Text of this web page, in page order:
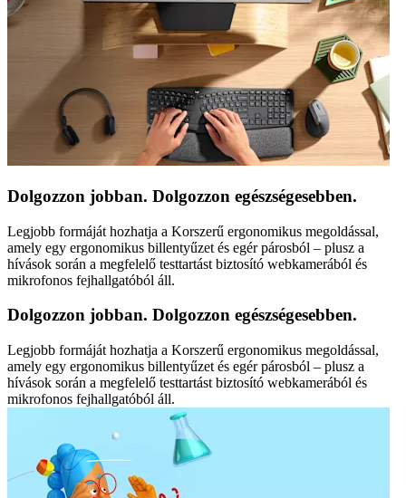
Dolgozzon jobban. Dolgozzon egészségesebben.
Legjobb formáját hozhatja a Korszerű ergonomikus megoldással,
amely egy ergonomikus billentyűzet és egér párosból – plusz a
hívások során a megfelelő testtartást biztosító webkamerából és
mikrofonos fejhallgatóból áll.
Dolgozzon jobban. Dolgozzon egészségesebben.
Legjobb formáját hozhatja a Korszerű ergonomikus megoldással,
amely egy ergonomikus billentyűzet és egér párosból – plusz a
hívások során a megfelelő testtartást biztosító webkamerából és
mikrofonos fejhallgatóból áll.